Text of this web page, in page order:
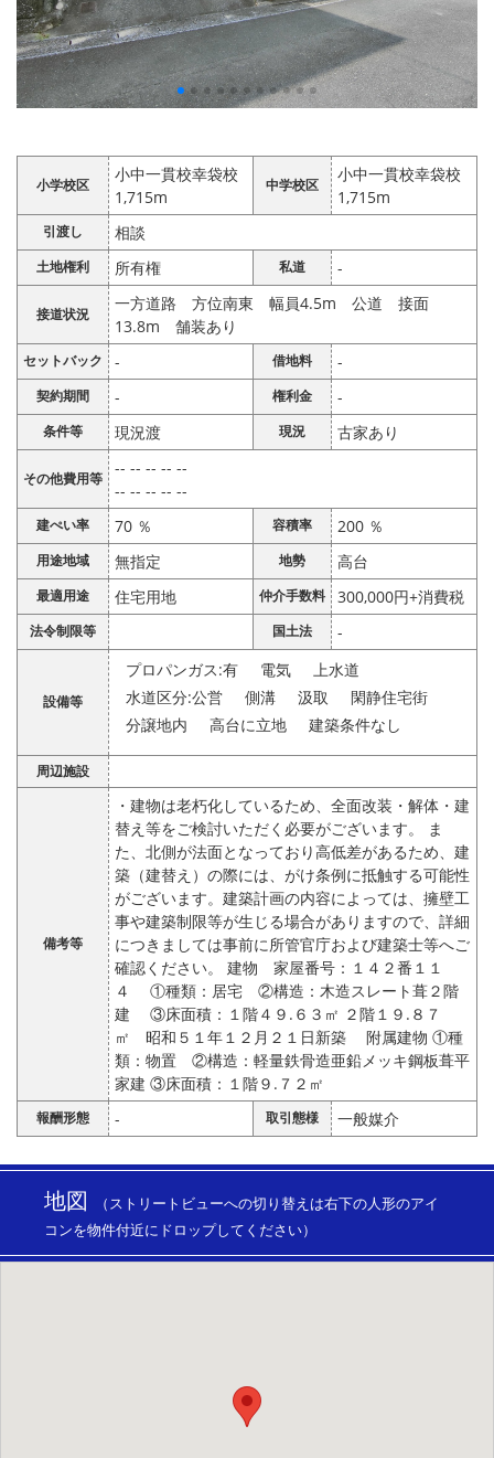
小学校区
小中一貫校幸袋校
1,715m
中学校区
小中一貫校幸袋校
1,715m
引渡し 相談
土地権利 所有権 私道 -
接道状況
一方道路 方位南東 幅員4.5m 公道 接面
13.8m 舗装あり
セットバック - 借地料 -
契約期間 - 権利金 -
条件等 現況渡 現況 古家あり
その他費用等
-- -- -- -- --
-- -- -- -- --
建ぺい率 70 ％ 容積率 200 ％
用途地域 無指定 地勢 高台
最適用途 住宅用地 仲介手数料 300,000円+消費税
法令制限等 国土法 -
設備等
プロパンガス:有 電気
上水道
水道区分:公営
側溝 汲取
閑静住宅街
分譲地内
高台に立地 建築条件なし
周辺施設
備考等
・建物は老朽化しているため、全面改装・解体・建
替え等をご検討いただく必要がございます。 ま
た、北側が法面となっており高低差があるため、建
築（建替え）の際には、がけ条例に抵触する可能性
がございます。建築計画の内容によっては、擁壁工
事や建築制限等が生じる場合がありますので、詳細
につきましては事前に所管官庁および建築士等へご
確認ください。 建物 家屋番号：１４２番１１
４ ①種類：居宅 ②構造：木造スレート葺２階
建 ③床面積：１階４９.６３㎡ ２階１９.８７
㎡ 昭和５１年１２月２１日新築 附属建物 ①種
類：物置 ②構造：軽量鉄骨造亜鉛メッキ鋼板葺平
家建 ③床面積：１階９.７２㎡
報酬形態 - 取引態様 一般媒介
地図
（ストリートビューへの切り替えは右下の人形のアイ
コンを物件付近にドロップしてください）